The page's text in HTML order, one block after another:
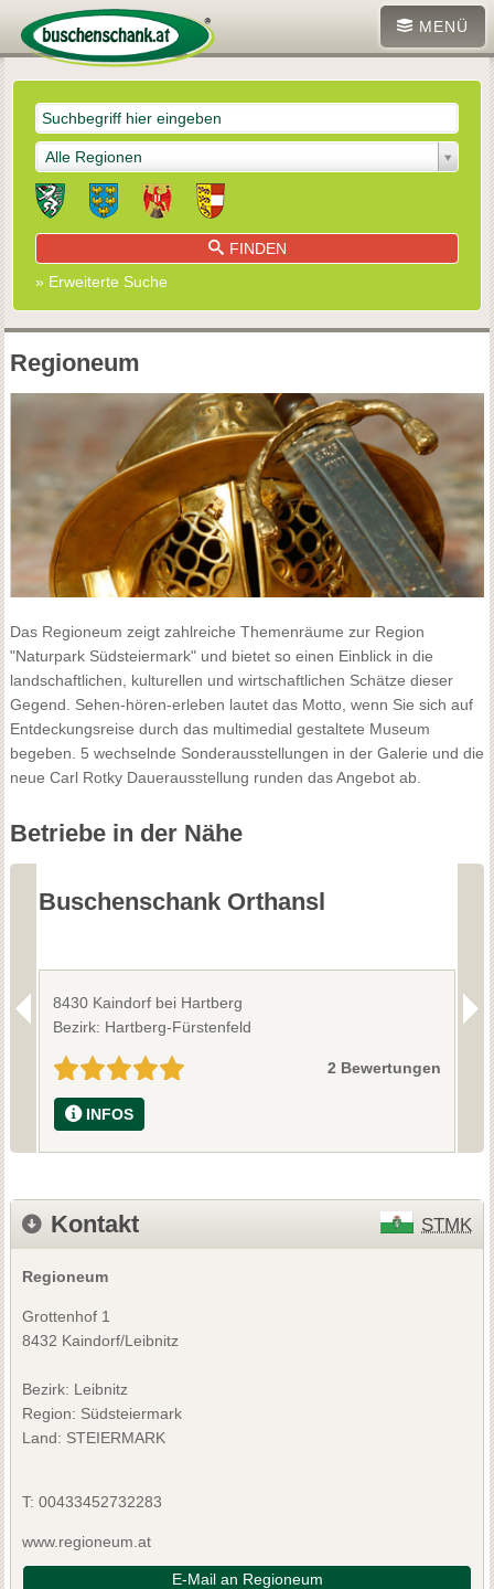
MENÜ
Alle Regionen
FINDEN
» Erweiterte Suche
Regioneum
Das Regioneum zeigt zahlreiche Themenräume zur Region
"Naturpark Südsteiermark" und bietet so einen Einblick in die
landschaftlichen, kulturellen und wirtschaftlichen Schätze dieser
Gegend. Sehen-hören-erleben lautet das Motto, wenn Sie sich auf
Entdeckungsreise durch das multimedial gestaltete Museum
begeben. 5 wechselnde Sonderausstellungen in der Galerie und die
neue Carl Rotky Dauerausstellung runden das Angebot ab.
Betriebe in der Nähe
Buschenschank Orthansl
8430 Kaindorf bei Hartberg
Bezirk: Hartberg-Fürstenfeld
2 Bewertungen
INFOS
Kontakt STMK
Regioneum
Grottenhof 1
8432 Kaindorf/Leibnitz
Bezirk: Leibnitz
Region: Südsteiermark
Land: STEIERMARK
T: 00433452732283
www.regioneum.at
E-Mail an Regioneum